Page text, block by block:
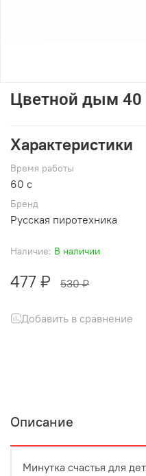
Наличие: В наличии
Цветной дым
477 ₽ 530 ₽
Добавить в сравнение
Характеристики
Время работы
60 c
Брeнд
Русская пиротехника
Описание
Минутка счастья для